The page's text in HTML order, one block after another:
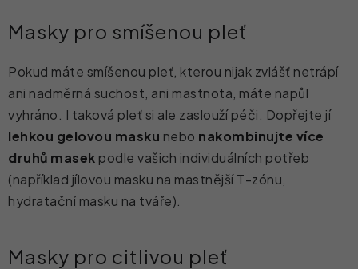
Masky pro smíšenou pleť
Pokud máte smíšenou pleť, kterou nijak zvlášť netrápí
ani nadměrná suchost, ani mastnota, máte napůl
vyhráno. I taková pleť si ale zaslouží péči. Dopřejte jí
lehkou gelovou masku nebo nakombinujte více
druhů masek podle vašich individuálních potřeb
(například jílovou masku na mastnější T-zónu,
hydratační masku na tváře).
Masky pro citlivou pleť